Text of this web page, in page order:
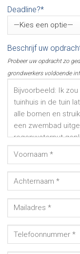
Deadline?*
Beschrijf uw
Probeer uw opdracht zo
grondwerkers voldoende